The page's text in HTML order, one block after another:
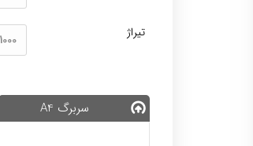
تیراژ
سربرگ A4